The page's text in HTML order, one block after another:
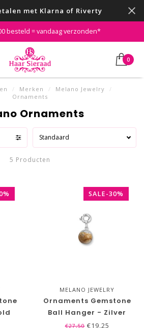
met Klarna of Riverty
besteld = vandaag verzonden*
0
/ Merken / Melano Jewelry
/
Ornaments
Ornaments
Standaard
5 Producten
SALE-30%
MELANO JEWELRY
Ornaments Gemstone
Ball Hanger - Zilver
€27,50€19,25